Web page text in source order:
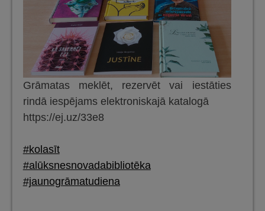
Grāmatas meklēt, rezervēt vai iestāties
rindā iespējams elektroniskajā katalogā
https://ej.uz/33e8
#kolasīt
#alūksnesnovadabibliotēka
#jaunogrāmatudiena